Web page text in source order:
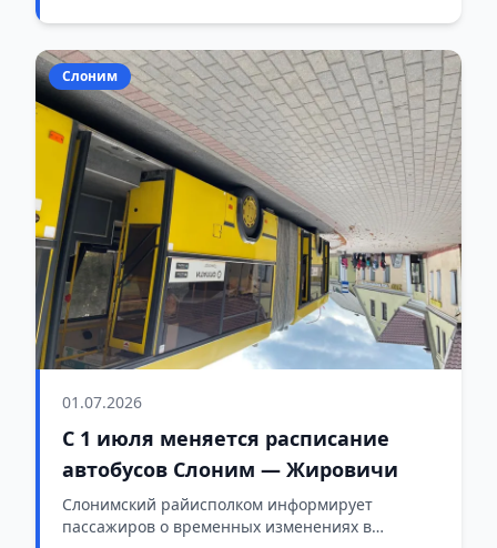
Слоним
01.07.2026
С 1 июля меняется расписание
автобусов Слоним — Жировичи
Слонимский райисполком информирует
пассажиров о временных изменениях в